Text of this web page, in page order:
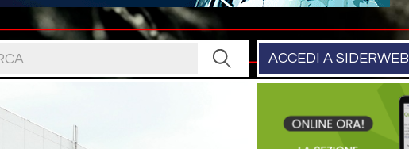
ACCEDI A SIDERWEB